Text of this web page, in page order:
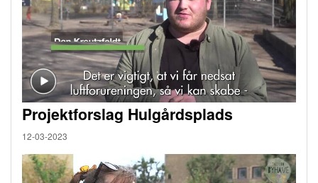
Projektforslag Hulgårdsplads
12-03-2023